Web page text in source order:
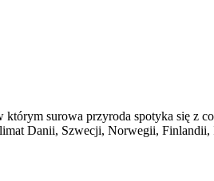
surowa przyroda spotyka się z
Danii, Szwecji, Norwegii,